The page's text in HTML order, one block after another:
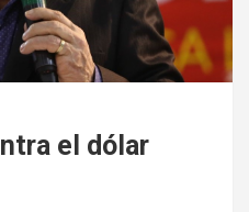
el dólar